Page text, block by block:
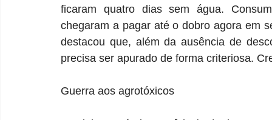
ficaram quatro dias sem água.
chegaram a pagar até o dobro agora em
destacou que, além da ausência de
precisa ser apurado de forma criteriosa.
Guerra aos agrotóxicos